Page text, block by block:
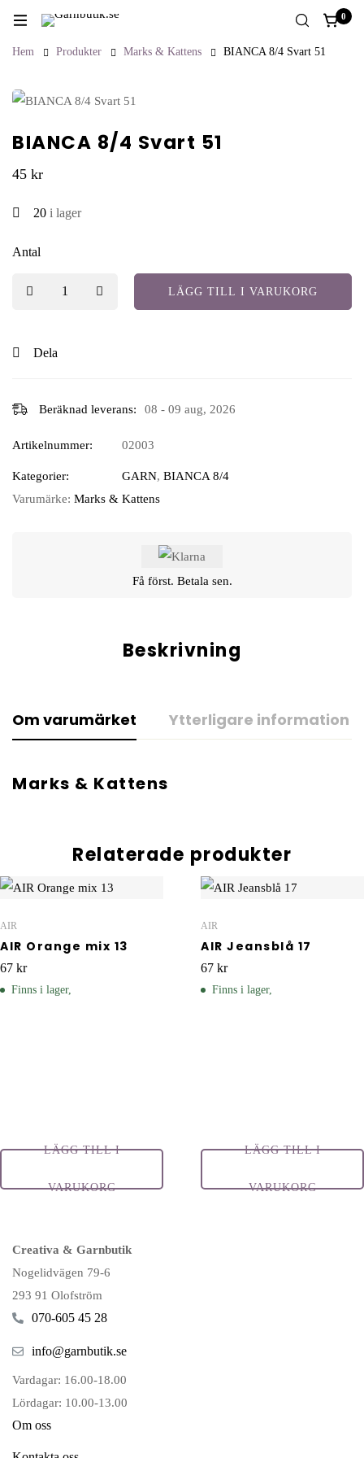
0
Hem Produkter Marks & Kattens BIANCA 8/4 Svart 51
BIANCA 8/4 Svart 51
45 kr
20 i lager
Antal
LÄGG TILL I VARUKORG
Dela
Beräknad leverans: 08 - 09 aug, 2026
Artikelnummer: 02003
Kategorier: GARN, BIANCA 8/4
Varumärke: Marks & Kattens
Få först. Betala sen.
Beskrivning
Om varumärket Ytterligare information
Marks & Kattens
Relaterade produkter
AIR
AIR Orange mix 13
67 kr
Finns i lager,
LÄGG TILL I
VARUKORG
AIR
AIR Jeansblå 17
67 kr
Finns i lager,
LÄGG TILL I
VARUKORG
Creativa & Garnbutik
Nogelidvägen 79-6
293 91 Olofström
070-605 45 28
info@garnbutik.se
Vardagar: 16.00-18.00
Lördagar: 10.00-13.00
Om oss